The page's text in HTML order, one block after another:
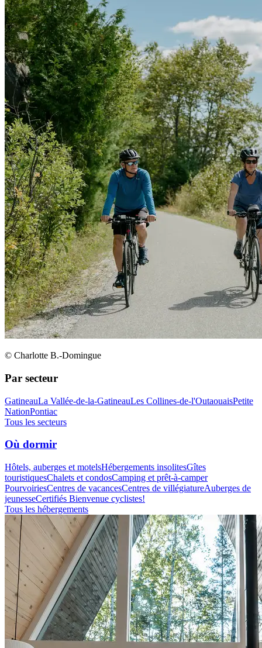
© Charlotte B.-Domingue
Par secteur
GatineauLa Vallée-de-la-GatineauLes Collines-de-l'OutaouaisPetite
NationPontiac
Tous les secteurs
Où dormir
Hôtels, auberges et motelsHébergements insolitesGîtes
touristiquesChalets et condosCamping et prêt-à-camper
PourvoiriesCentres de vacancesCentres de villégiatureAuberges de
jeunesseCertifiés Bienvenue cyclistes!
Tous les hébergements